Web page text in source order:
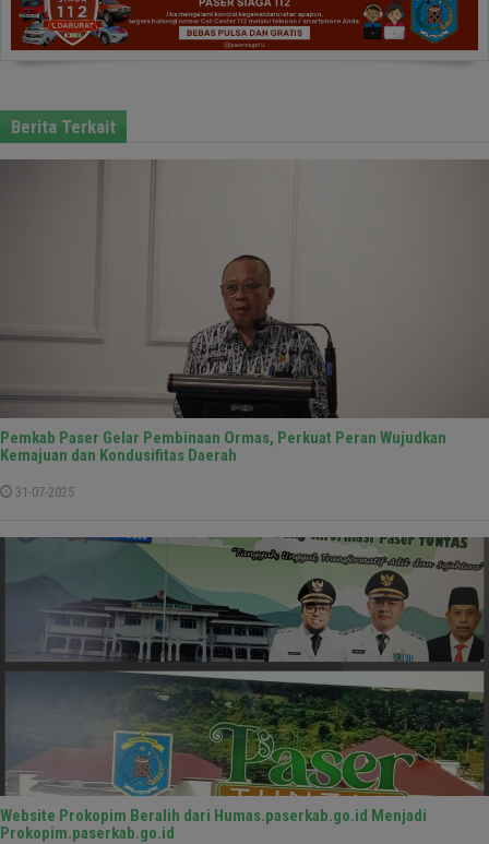
Berita Terkait
Pemkab Paser Gelar Pembinaan Ormas, Perkuat Peran Wujudkan
Kemajuan dan Kondusifitas Daerah
31-07-2025
Website Prokopim Beralih dari Humas.paserkab.go.id Menjadi
Prokopim.paserkab.go.id